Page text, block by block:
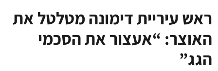
ראש עיריית דימונה מטלטל את
האוצר: “אעצור את הסכמי
הגג”